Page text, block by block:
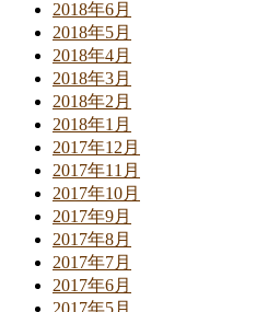
2018年6月
2018年5月
2018年4月
2018年3月
2018年2月
2018年1月
2017年12月
2017年11月
2017年10月
2017年9月
2017年8月
2017年7月
2017年6月